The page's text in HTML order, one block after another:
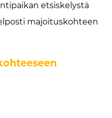
etsiskelystä
majoituskohteen